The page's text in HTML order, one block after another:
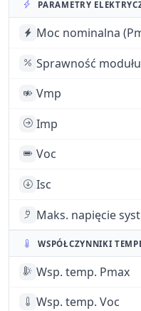
PARAMETRY
Moc nominalna
Sprawność modułu
Vmp
Imp
Voc
Isc
Maks. napięcie
WSPÓŁCZYNNIKI
Wsp. temp. Pmax
Wsp. temp. Voc